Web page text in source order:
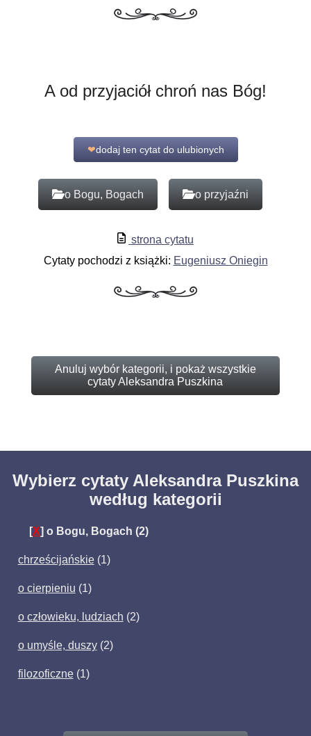
A od przyjaciół chroń nas Bóg!
❤dodaj ten cytat do ulubionych
o Bogu, Bogach o przyjaźni
strona cytatu
Cytaty pochodzi z książki: Eugeniusz Oniegin
Anuluj wybór kategorii, i pokaż wszystkie
cytaty Aleksandra Puszkina
Wybierz cytaty Aleksandra Puszkina
według kategorii
[X] o Bogu, Bogach (2)
chrześcijańskie(1)
o cierpieniu (1)
o człowieku, ludziach (2)
o umyśle, duszy(2)
filozoficzne(1)